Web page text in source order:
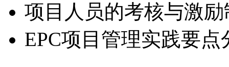
项目人员的考核与激
EPC项目管理实践要点